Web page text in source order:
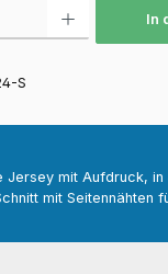
In
S
Jersey mit Aufdruck,
mit Seitennähten